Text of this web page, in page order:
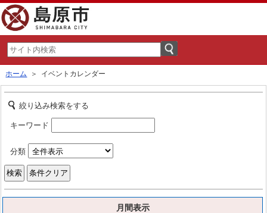
ホーム ＞ イベントカレンダー
絞り込み検索をする
キーワード
分類
月間表示